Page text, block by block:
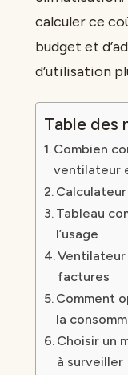
calculer ce
budget et
d’utilisation
Table des
Combien
ventilateur
Tableau
l’usage
Ventilateur
factures
Comment
la
Choisir un
à surveiller